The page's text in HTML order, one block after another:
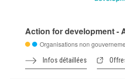
Action for development -
Organisations non
Infos détaillées